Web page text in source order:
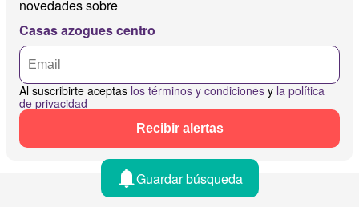
novedades sobre
Casas azogues centro
Al suscribirte aceptas los términos y condiciones y la política
de privacidad
Recibir alertas
Guardar búsqueda